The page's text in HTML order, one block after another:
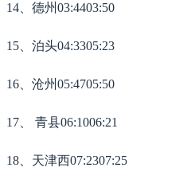
14、德州03:4403:50
15、泊头04:3305:23
16、沧州05:4705:50
17、 青县06:1006:21
18、天津西07:2307:25